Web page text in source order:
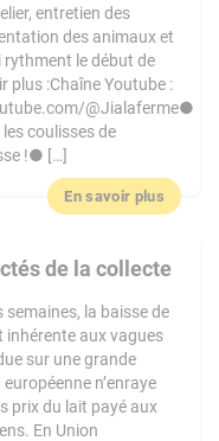
entretien des
des animaux et
rythment le début de
plus :Chaîne Youtube :
@Jialaferme●
coulisses de
!● […]
En savoir plus
de la collecte
semaines, la baisse de
inhérente aux vagues
sur une grande
européenne n’enraye
prix du lait payé aux
En Union